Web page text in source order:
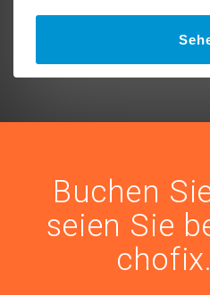
Buchen
seien Sie